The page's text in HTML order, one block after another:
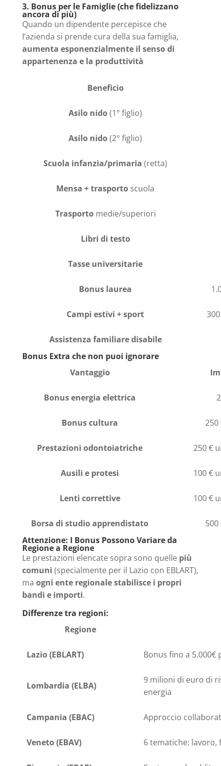
3. Bonus per le Famiglie (che fidelizzano
ancora di più)
Quando un dipendente percepisce che
l’azienda si prende cura della sua famiglia,
aumenta esponenzialmente il senso di
appartenenza e la produttività
Beneficio
Asilo nido(1° figlio)
Asilo nido(2° figlio)
Scuola infanzia/primaria (retta)
Mensa + trasporto scuola
Trasportomedie/superiori
Libri di testo
Tasse universitarie
Bonus laurea
Campi estivi + sport
Assistenza familiare disabile
Bonus Extra che non puoi ignorare
Vantaggio
Bonus energia elettrica
Bonus cultura
Prestazioni odontoiatriche 250 €
Ausili e protesi 100 €
Lenti correttive 100 €
Borsa di studio apprendistato
Attenzione: I Bonus Possono Variare da
Regione a Regione
Le prestazioni elencate sopra sono quelle più
comuni (specialmente per il Lazio con EBLART),
ma ogni ente regionale stabilisce i propri
bandi e importi.
Differenze tra regioni:
Regione
Lazio (EBLART) Bonus fino a
Lombardia (ELBA)
9 milioni di euro di
energia
Campania (EBAC) Approccio
Veneto (EBAV) 6 tematiche: